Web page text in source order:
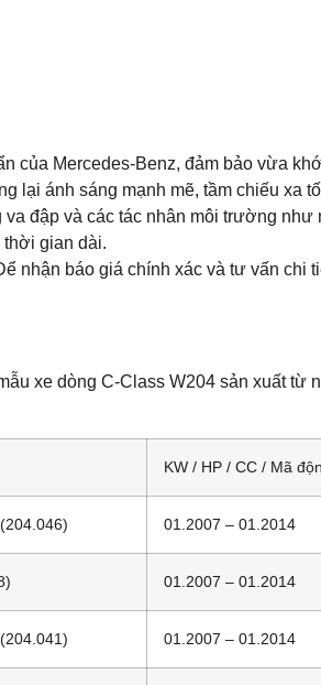
của Mercedes-Benz, đảm bảo vừa
lại ánh sáng mạnh mẽ, tầm chiếu xa
đập và các tác nhân môi trường như
thời gian dài.
nhận báo giá chính xác và tư vấn chi
xe dòng C-Class W204 sản xuất từ
KW / HP / CC / Mã
01.2007 – 01.2014
01.2007 – 01.2014
01.2007 – 01.2014